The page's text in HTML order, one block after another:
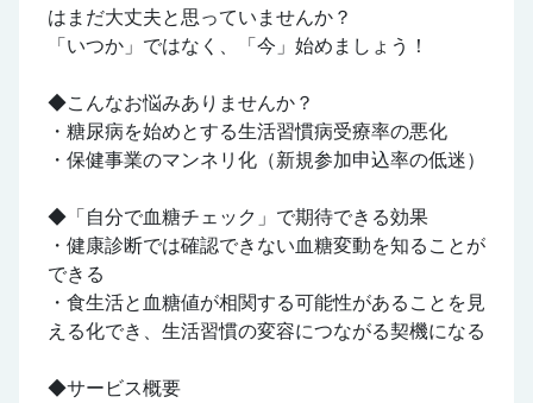
はまだ大丈夫と思っていませんか？
「いつか」ではなく、「今」始めましょう！
◆こんなお悩みありませんか？
・糖尿病を始めとする生活習慣病受療率の悪化
・保健事業のマンネリ化（新規参加申込率の低迷）
◆「自分で血糖チェック」で期待できる効果
・健康診断では確認できない血糖変動を知ることが
できる
・食生活と血糖値が相関する可能性があることを見
える化でき、生活習慣の変容につながる契機になる
◆サービス概要